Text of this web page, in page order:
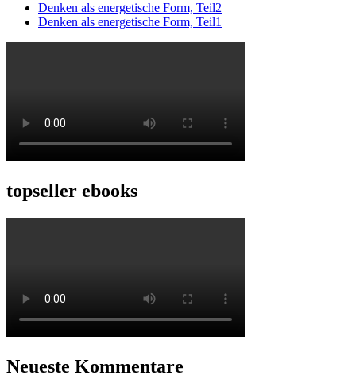
Denken als energetische Form, Teil2
Denken als energetische Form, Teil1
topseller ebooks
Neueste Kommentare